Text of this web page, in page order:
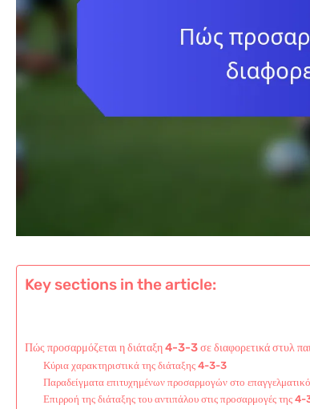
Key sections in the article:
Πώς προσαρμόζεται η διάταξη 4-3-3 σε διαφορετικά στυλ
Κύρια χαρακτηριστικά της διάταξης 4-3-3
Παραδείγματα επιτυχημένων προσαρμογών στο
Επιρροή της διάταξης του αντιπάλου στις προσαρμογές της